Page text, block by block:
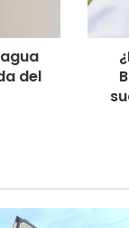
del
s
i
e